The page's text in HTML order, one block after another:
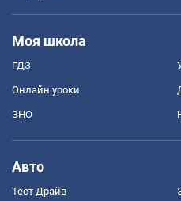
Моя школа
ГДЗ
Онлайн уроки
ЗНО
Авто
Тест Драйв